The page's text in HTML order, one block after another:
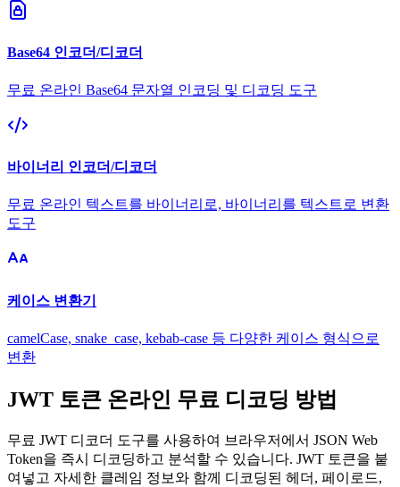
Base64 인코더/디코더
무료 온라인 Base64 문자열 인코딩 및 디코딩 도구
바이너리 인코더/디코더
무료 온라인 텍스트를 바이너리로, 바이너리를 텍스트로 변환
도구
케이스 변환기
camelCase, snake_case, kebab-case 등 다양한 케이스 형식으로
변환
JWT 토큰 온라인 무료 디코딩 방법
무료 JWT 디코더 도구를 사용하여 브라우저에서 JSON Web
Token을 즉시 디코딩하고 분석할 수 있습니다. JWT 토큰을 붙
여넣고 자세한 클레임 정보와 함께 디코딩된 헤더, 페이로드,